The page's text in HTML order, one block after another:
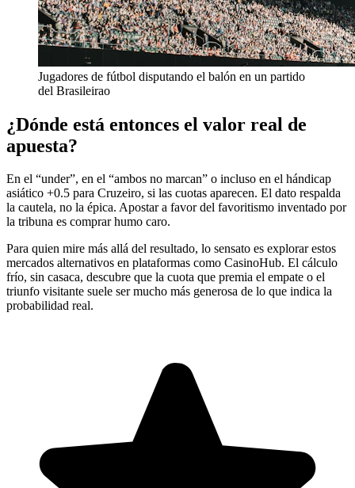
Jugadores de fútbol disputando el balón en un partido
del Brasileirao
¿Dónde está entonces el valor real de
apuesta?
En el “under”, en el “ambos no marcan” o incluso en el hándicap
asiático +0.5 para Cruzeiro, si las cuotas aparecen. El dato respalda
la cautela, no la épica. Apostar a favor del favoritismo inventado por
la tribuna es comprar humo caro.
Para quien mire más allá del resultado, lo sensato es explorar estos
mercados alternativos en plataformas como CasinoHub. El cálculo
frío, sin casaca, descubre que la cuota que premia el empate o el
triunfo visitante suele ser mucho más generosa de lo que indica la
probabilidad real.